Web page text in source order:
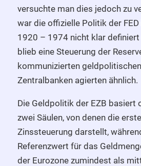
versuchte man dies jedoch zu
war die offizielle Politik der
1920 – 1974 nicht klar
blieb eine Steuerung der
kommunizierten
Zentralbanken agierten ähnlich.
Die Geldpolitik der EZB basiert
zwei Säulen, von denen die
Zinssteuerung darstellt,
Referenzwert für das
der Eurozone zumindest als